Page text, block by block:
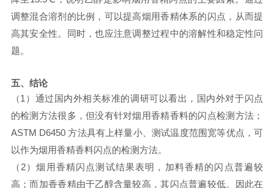
调整混合溶剂的比例，可以提高烟用香精体系的闪点，从而提
高其安全性。同时，也应注意调整过程中的溶解性和稳定性问
题。
五、 结论
（1 ）通过国内外相关标准的调研可以看出，国内外对于闪点
的检测方法很多，但没有针对烟用香精香料的闪点检测方法；
ASTM D6450方法具有上样量小、测试温度范围宽等优点，可
以作为烟用香精香料闪点的检测方法。
（ 2）烟用香精闪点测试结果表明，加料香精的闪点普遍较
高；而加香香精由于乙醇含量较高，其闪点普遍较低。因此在